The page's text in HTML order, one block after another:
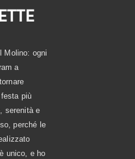
Molino: ogni
a
più
serenità e
perché le
unico, e ho